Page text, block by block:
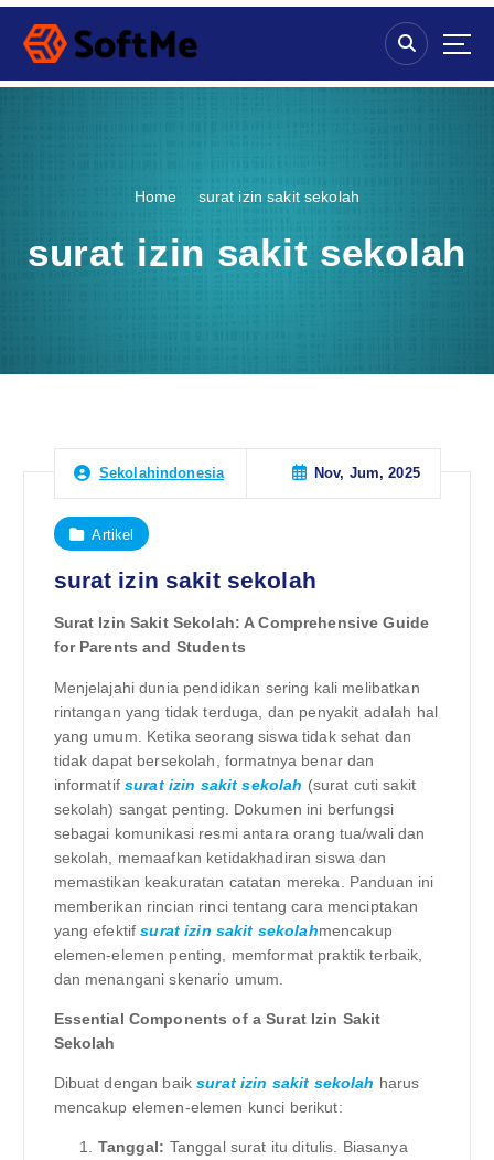
S
p
Home surat izin sakit sekolah
surat izin sakit sekolah
Sekolahindonesia Nov, Jum, 2025
Artikel
surat izin sakit sekolah
Surat Izin Sakit Sekolah: A Comprehensive Guide
for Parents and Students
Menjelajahi dunia pendidikan sering kali melibatkan
rintangan yang tidak terduga, dan penyakit adalah hal
yang umum. Ketika seorang siswa tidak sehat dan
tidak dapat bersekolah, formatnya benar dan
informatifsurat izin sakit sekolah (surat cuti sakit
sekolah) sangat penting. Dokumen ini berfungsi
sebagai komunikasi resmi antara orang tua/wali dan
sekolah, memaafkan ketidakhadiran siswa dan
memastikan keakuratan catatan mereka. Panduan ini
memberikan rincian rinci tentang cara menciptakan
yang efektifsurat izin sakit sekolahmencakup
elemen-elemen penting, memformat praktik terbaik,
dan menangani skenario umum.
Essential Components of a Surat Izin Sakit
Sekolah
Dibuat dengan baiksurat izin sakit sekolah harus
mencakup elemen-elemen kunci berikut:
Tanggal: Tanggal surat itu ditulis. Biasanya